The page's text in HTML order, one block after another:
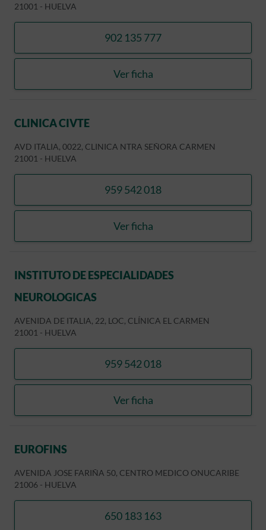
21001 - HUELVA
902 135 777
llamar CLINICA CIVTE
Ver ficha
CLINICA CIVTE
CLINICA CIVTE
AVD ITALIA, 0022, CLINICA NTRA SEÑORA CARMEN
21001 - HUELVA
959 542 018
llamar CLINICA CIVTE
Ver ficha
CLINICA CIVTE
INSTITUTO DE ESPECIALIDADES
NEUROLOGICAS
AVENIDA DE ITALIA, 22, LOC, CLÍNICA EL CARMEN
21001 - HUELVA
959 542 018
llamar INSTITUTO DE
Ver ficha
INSTITUTO DE
EUROFINS
AVENIDA JOSE FARIÑA 50, CENTRO MEDICO ONUCARIBE
21006 - HUELVA
650 183 163
llamar EUROFINS